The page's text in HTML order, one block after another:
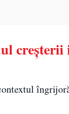
creșterii